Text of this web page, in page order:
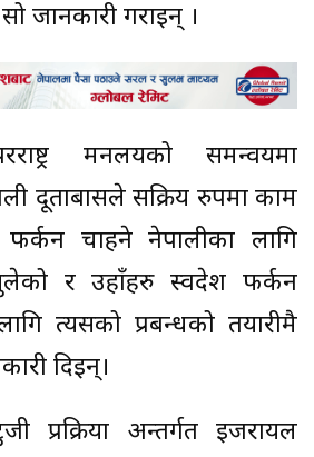
जानकारी गराइन् ।
मन्त्रालयको समन्वयमा
दूताबासले सक्रिय रुपमा काम
चाहने नेपालीका लागि
र उहाँहरु स्वदेश फर्कन
त्यसको प्रबन्धको तयारीमै
दिइन्।
प्रक्रिया अन्तर्गत इजरायल